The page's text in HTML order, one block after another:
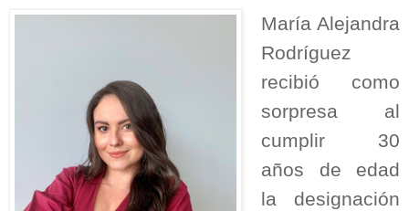
María Alejandra
Rodríguez
recibió como
sorpresa al
cumplir 30
años de edad
la designación